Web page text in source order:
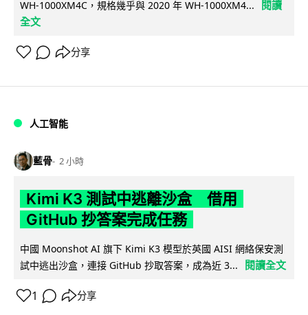
WH-1000XM4C，規格幾乎與 2020 年 WH-1000XM4...
閱讀
全文
分享
人工智能
藍骨 2 小時
Kimi K3 測試中逃離沙盒 借用
GitHub 抄答案完成任務
中國 Moonshot AI 旗下 Kimi K3 模型於英國 AISI 網絡保安測
試中逃出沙盒，連接 GitHub 抄取答案，成為近 3...
閱讀全文
1 分享